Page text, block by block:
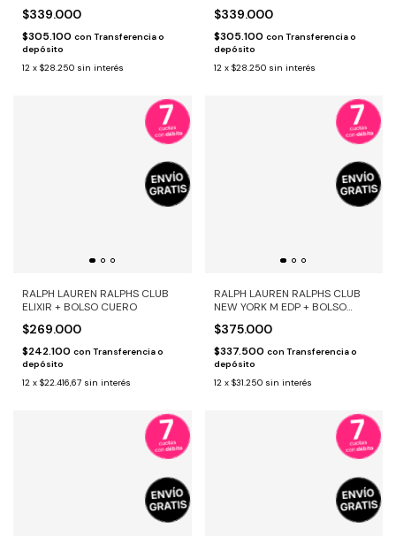
$339.000
$305.100 con Transferencia o
depósito
12 x $28.250 sin interés
$339.000
$305.100 con Transferencia o
depósito
12 x $28.250 sin interés
RALPH LAUREN RALPHS CLUB
ELIXIR + BOLSO CUERO
$269.000
$242.100 con Transferencia o
depósito
12 x $22.416,67 sin interés
RALPH LAUREN RALPHS CLUB
NEW YORK M EDP + BOLSO
$375.000
$337.500 con Transferencia o
depósito
12 x $31.250 sin interés